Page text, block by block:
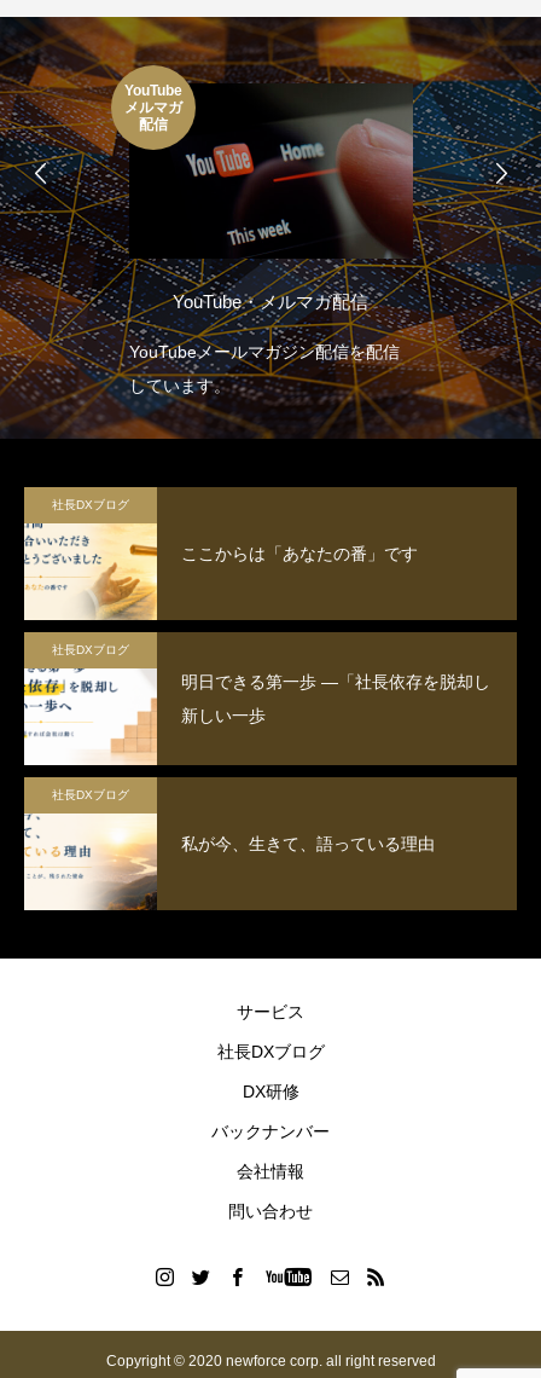
YouTube
メルマガ
配信
YouTube・メルマガ配信
YouTubeメールマガジン配信を配信
しています。
社長DXブログ
ここからは「あなたの番」です
社長DXブログ
明日できる第一歩 ―「社長依存を脱却し
新しい一歩
社長DXブログ
私が今、生きて、語っている理由
サービス
社長DXブログ
DX研修
バックナンバー
会社情報
問い合わせ
Copyright © 2020 newforce corp. all right reserved